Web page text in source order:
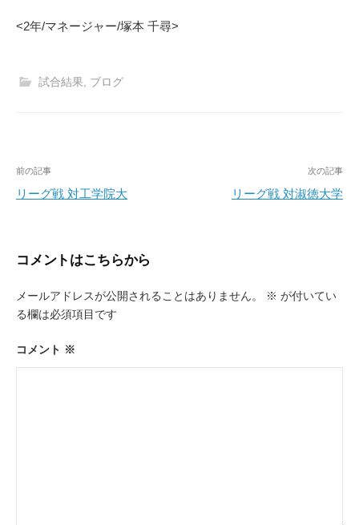
<2年/マネージャー/塚本 千尋>
試合結果, ブログ
投
稿
ゲ
ー
シ
ョ
ン
前の記事
リーグ戦 対工学院大
次の記事
リーグ戦 対淑徳大学
コメントはこちらから
メールアドレスが公開されることはありません。 ※ が付いてい
る欄は必須項目です
コメント ※